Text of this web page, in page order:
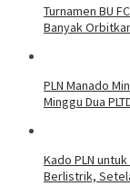
Turnamen BU
Banyak
PLN Manado
Minggu Dua
Kado PLN
Berlistrik,